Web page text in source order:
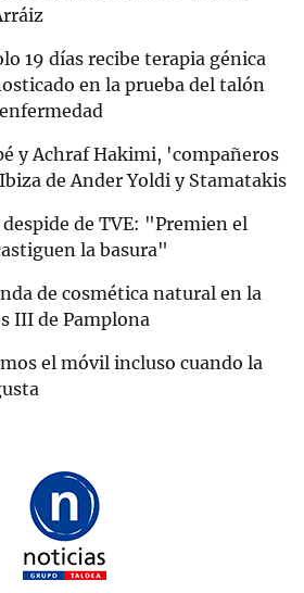
19 días recibe terapia génica
en la prueba del talón
y Achraf Hakimi, 'compañeros
de Ander Yoldi y Stamatakis
despide de TVE: "Premien el
la basura"
de cosmética natural en la
III de Pamplona
el móvil incluso cuando la